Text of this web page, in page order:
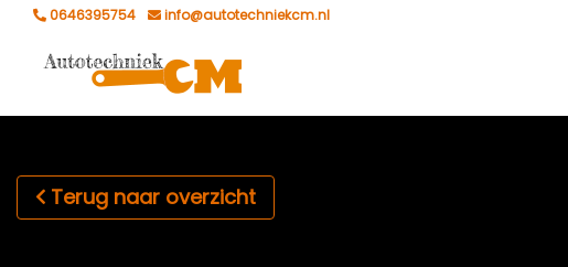
0646395754 info@autotechniekcm.nl
Terug naar overzicht